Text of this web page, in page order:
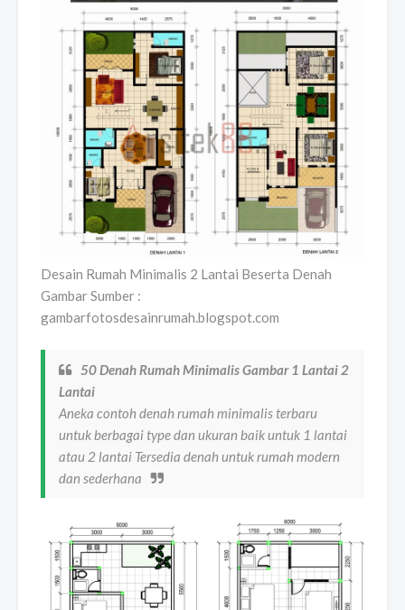
Desain Rumah Minimalis 2 Lantai Beserta Denah
Gambar Sumber :
gambarfotosdesainrumah.blogspot.com
50 Denah Rumah Minimalis Gambar 1 Lantai 2
Lantai
Aneka contoh denah rumah minimalis terbaru
untuk berbagai type dan ukuran baik untuk 1 lantai
atau 2 lantai Tersedia denah untuk rumah modern
dan sederhana